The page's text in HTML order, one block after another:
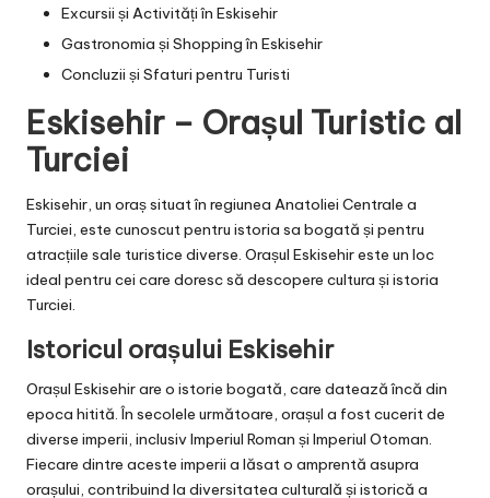
Excursii și Activități în Eskisehir
Gastronomia și Shopping în Eskisehir
Concluzii și Sfaturi pentru Turisti
Eskisehir – Orașul Turistic al
Turciei
Eskisehir, un oraș situat în regiunea Anatoliei Centrale a
Turciei, este cunoscut pentru istoria sa bogată și pentru
atracțiile sale turistice diverse. Orașul Eskisehir este un loc
ideal pentru cei care doresc să descopere cultura și istoria
Turciei.
Istoricul orașului Eskisehir
Orașul Eskisehir are o istorie bogată, care datează încă din
epoca hitită. În secolele următoare, orașul a fost cucerit de
diverse imperii, inclusiv Imperiul Roman și Imperiul Otoman.
Fiecare dintre aceste imperii a lăsat o amprentă asupra
orașului, contribuind la diversitatea culturală și istorică a